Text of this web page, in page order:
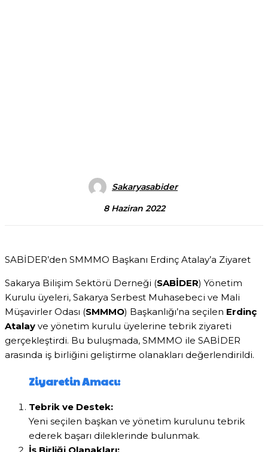
Sakaryasabider
8 Haziran 2022
SABİDER’den SMMMO Başkanı Erdinç Atalay’a Ziyaret
Sakarya Bilişim Sektörü Derneği (SABİDER) Yönetim
Kurulu üyeleri, Sakarya Serbest Muhasebeci ve Mali
Müşavirler Odası (SMMMO) Başkanlığı’na seçilen Erdinç
Atalay ve yönetim kurulu üyelerine tebrik ziyareti
gerçekleştirdi. Bu buluşmada, SMMMO ile SABİDER
arasında iş birliğini geliştirme olanakları değerlendirildi.
Ziyaretin Amacı:
Tebrik ve Destek:
Yeni seçilen başkan ve yönetim kurulunu tebrik
ederek başarı dileklerinde bulunmak.